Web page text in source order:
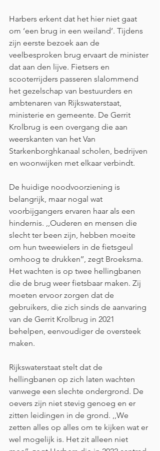
Harbers erkent dat het hier niet gaat
om ‘een brug in een weiland’. Tijdens
zijn eerste bezoek aan de
veelbesproken brug ervaart de minister
dat aan den lijve. Fietsers en
scooterrijders passeren slalommend
het gezelschap van bestuurders en
ambtenaren van Rijkswaterstaat,
ministerie en gemeente. De Gerrit
Krolbrug is een overgang die aan
weerskanten van het Van
Starkenborghkanaal scholen, bedrijven
en woonwijken met elkaar verbindt.
De huidige noodvoorziening is
belangrijk, maar nogal wat
voorbijgangers ervaren haar als een
hindernis. ,,Ouderen en mensen die
slecht ter been zijn, hebben moeite
om hun tweewielers in de fietsgeul
omhoog te drukken’’, zegt Broeksma.
Het wachten is op twee hellingbanen
die de brug weer fietsbaar maken. Zij
moeten ervoor zorgen dat de
gebruikers, die zich sinds de aanvaring
van de Gerrit Krolbrug in 2021
behelpen, eenvoudiger de oversteek
maken.
Rijkswaterstaat stelt dat de
hellingbanen op zich laten wachten
vanwege een slechte ondergrond. De
oevers zijn niet stevig genoeg en er
zitten leidingen in de grond. ,,We
zetten alles op alles om te kijken wat er
wel mogelijk is. Het zit alleen niet